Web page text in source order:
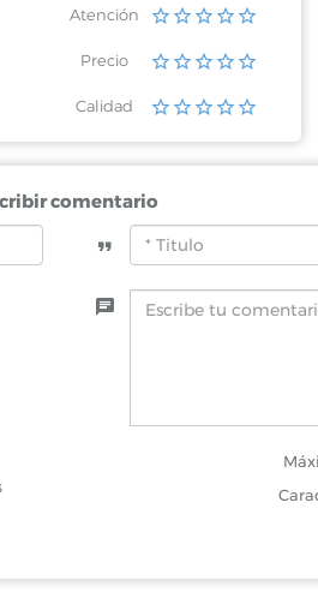
Atención
Precio
Calidad
comentario